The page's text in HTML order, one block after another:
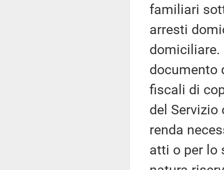
familiari
arresti
domiciliare.
documento
fiscali di
del Servizio
renda
atti o per lo